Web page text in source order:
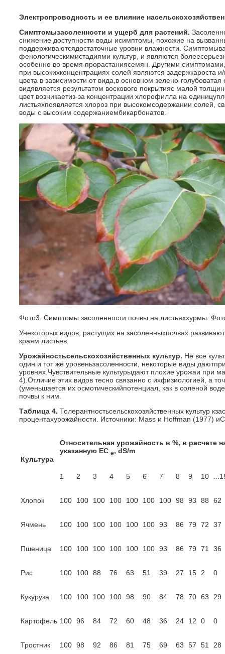
Электропроводность и ее влияние
Симптомызасоленности и ущерб для растений.
снижение доступности воды исимптомы, похожие на
поддерживаютсядостаточные уровни влажности.
фенологическимистадиями культур, и являются
особенно во время прорастаниясемян. Другими
при высокихконцентрациях солей являются задержкароста
цвета в зависимости от вида,в основном зелено-
видявляется результатом воскового покрытияс малой
цвет возникаетиз-за концентрации хлорофилла на
листьяхпоявляется хлороз при высокомсодержании солей,
воды с высоким содержаниембикарбонатов.
Фото3. Симптомы засоленности почвы на листьяххурмы.
Унекоторых видов, растущих на засоленныхпочвах
краям листьев.
Урожайностьсельскохозяйственных культур. Не все
один и тот же уровеньзасоленности, некоторые виды
уровнях.Чувствительные культурыдают плохие урожаи при
4).Отличие этих видов тесно связанно с ихфизиологией, а
(уменьшается их осмотическийпотенциал, как в соленой
почвы к ним.
Таблица 4. Толерантностьсельскохозяйственных культур
процентахурожайности. Источники: Mass и Hoffman (1977)
Культура
Относительная урожайность в %, в расчете
указанную EC е, dS/m
1 2 3 4 5 6 7 8 9 10
Хлопок 100 100 100 100 100 100 100 98 93 88 62
Ячмень 100 100 100 100 100 100 93 86 79 72 37
Пшеница 100 100 100 100 100 100 93 86 79 71 36
Рис 100 100 88 76 63 51 39 27 15 2 0
Кукуруза 100 100 100 100 98 90 84 78 70 63 29
Картофель 100 96 84 72 60 48 36 24 12 0 0
Тростник 100 98 92 86 81 75 69 63 57 51 28